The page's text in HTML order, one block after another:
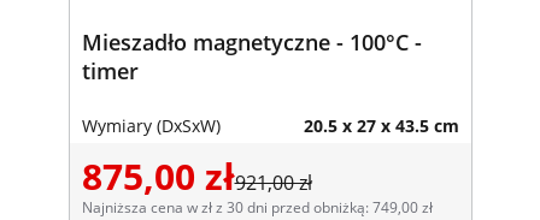
Mieszadło magnetyczne - 100°C -
timer
Wymiary (DxSxW) 20.5 x 27 x 43.5 cm
875,00 zł921,00 zł
Najniższa cena w zł z 30 dni przed obniżką: 749,00 zł